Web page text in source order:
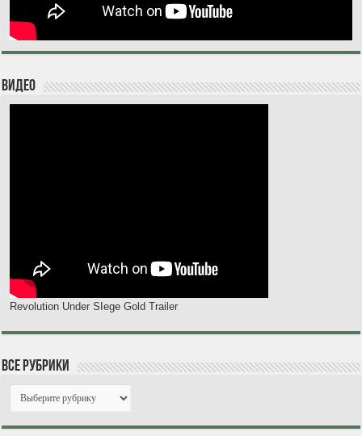
Видео
Revolution Under SIege Gold Trailer
Все рубрики